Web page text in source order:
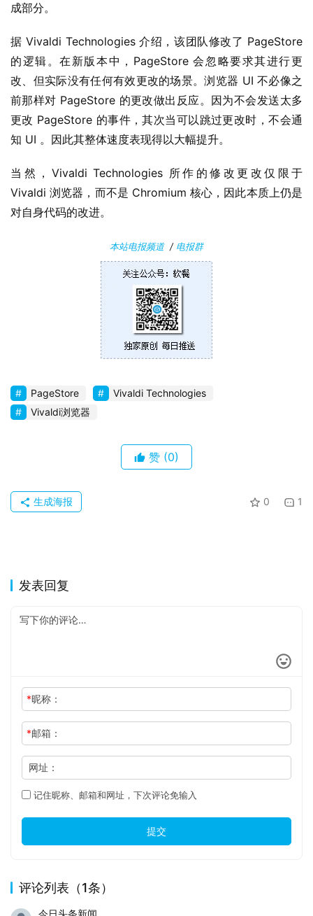
n
0
P
C
软
安
卓
成部分。
据 Vivaldi Technologies 介绍，该团队修改了 PageStore
的逻辑。在新版本中，PageStore 会忽略要求其进行更
改、但实际没有任何有效更改的场景。浏览器 UI 不必像之
前那样对 PageStore 的更改做出反应。因为不会发送太多
更改 PageStore 的事件，其次当可以跳过更改时，不会通
知 UI 。因此其整体速度表现得以大幅提升。
当然，Vivaldi Technologies 所作的修改更改仅限于
Vivaldi 浏览器，而不是 Chromium 核心，因此本质上仍是
对自身代码的改进。
本站电报频道/ 电报群
PageStore
Vivaldi Technologies
Vivaldi浏览器
赞 (0)
0 1
生成海报
发表回复
*昵称：
*邮箱：
网址：
记住昵称、邮箱和网址，下次评论免输入
提交
评论列表（1条）